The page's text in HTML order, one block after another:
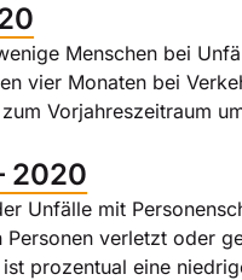
Menschen bei
vier Monaten bei
Vorjahreszeitraum
2020
Unfälle mit
verletzt oder
prozentual eine